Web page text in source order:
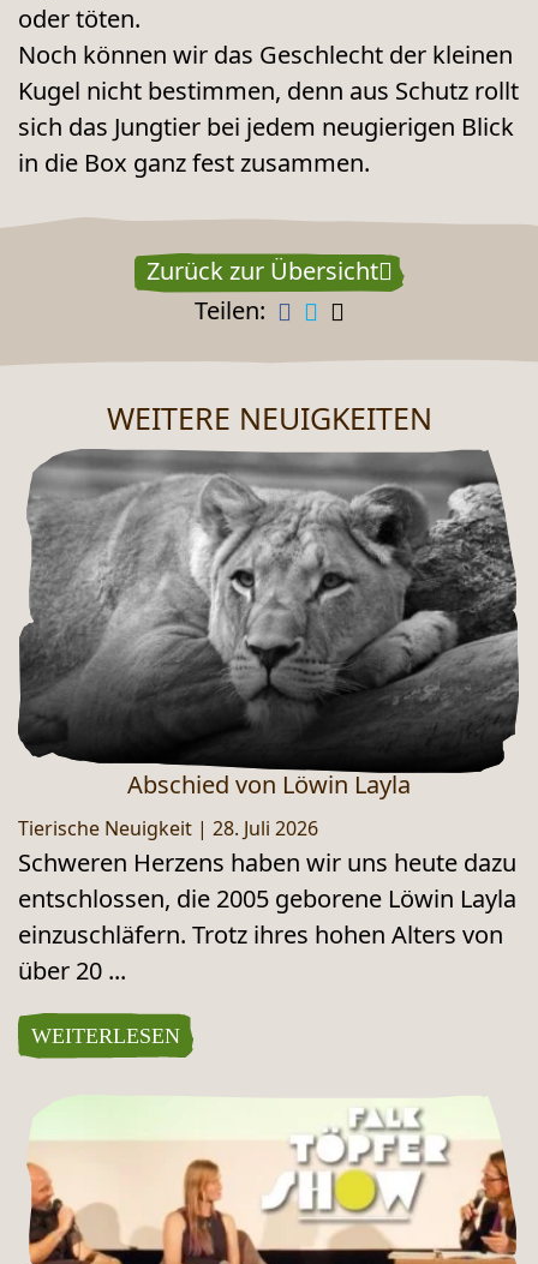
oder töten.
Noch können wir das Geschlecht der kleinen
Kugel nicht bestimmen, denn aus Schutz rollt
sich das Jungtier bei jedem neugierigen Blick
in die Box ganz fest zusammen.
Zurück zur Übersicht
Teilen:
WEITERE NEUIGKEITEN
NEUES AUS DEM ZOO
Abschied von Löwin Layla
Tierische Neuigkeit | 28. Juli 2026
Schweren Herzens haben wir uns heute dazu
entschlossen, die 2005 geborene Löwin Layla
einzuschläfern. Trotz ihres hohen Alters von
über 20 ...
WEITERLESEN